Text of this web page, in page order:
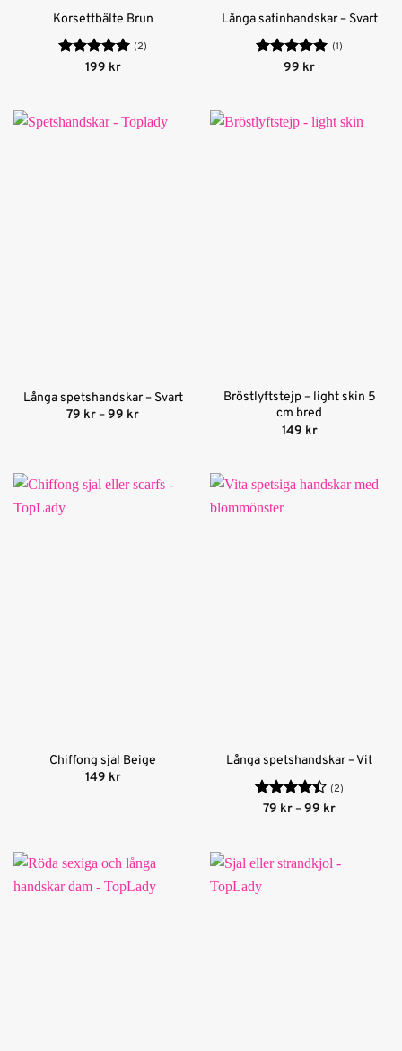
Korsettbälte Brun
Betygsatt5
(2)
199 kr
Långa satinhandskar – Svart
Betygsatt
(1)
99 kr
Långa spetshandskar – Svart
79 kr–99 krPrisintervall:
Bröstlyftstejp – light skin 5
cm bred
149 kr
Chiffong sjal Beige
149 kr
Långa spetshandskar – Vit
Betygsatt
(2)
79 kr–99 kr